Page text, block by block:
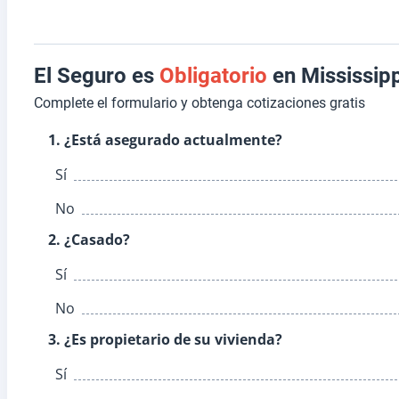
El Seguro es Obligatorio en
Complete el formulario y obtenga cotizaciones gratis
1. ¿Está asegurado actualmente?
Sí
No
2. ¿Casado?
Sí
No
3. ¿Es propietario de su vivienda?
Sí